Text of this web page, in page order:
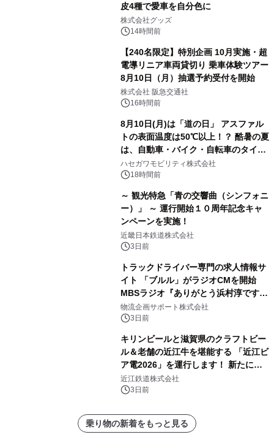
皮4種で愛車を自分色に
株式会社グッズ
14時間前
【240名限定】特別企画 10月実施・超
電導リニア車両貸切り 乗車体験ツアー
8月10日（月）抽選予約受付を開始
株式会社 阪急交通社
16時間前
8月10日(月)は「道の日」 アスファル
トの表面温度は50℃以上！？ 酷暑の夏
は、自動車・バイク・自転車のタイヤ
バーストが増加 簡単にできる予防法
をご紹介
ハセガワモビリティ株式会社
18時間前
～ 観光特急「青の交響曲（シンフォニ
ー）」 ～ 運行開始１０周年記念キャ
ンペーンを実施！
近畿日本鉄道株式会社
3日前
トラックドライバー専門の求人情報サ
イト 「ブルル」がラジオCMを開始
MBSラジオ『ありがとう浜村淳です』
にて8月1日(土)より
物流企画サポート株式会社
3日前
キリンビールと滋賀県のクラフトビー
ル＆老舗の近江牛を堪能する 「近江ビ
ア電2026」を運行します！ 新たに
「長濱浪漫ビール」が参加！キリン一
番搾り飲み放題が復活！
近江鉄道株式会社
3日前
乗り物の新着をもっと見る